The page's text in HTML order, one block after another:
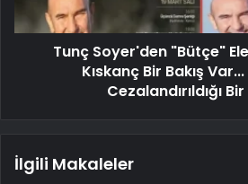
Tunç Soyer'den "Bütçe"
Kıskanç Bir Bakış
Cezalandırıldığı
İlgili Makaleler